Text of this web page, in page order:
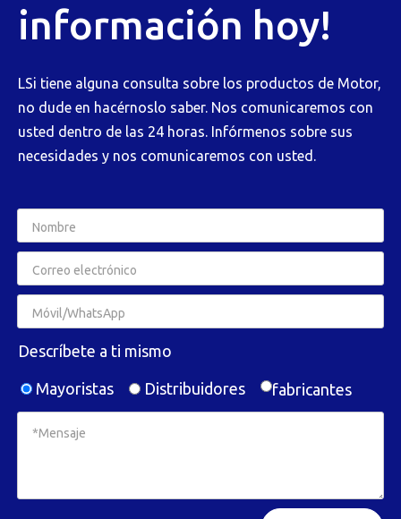
información hoy!
LSi tiene alguna consulta sobre los productos de Motor,
no dude en hacérnoslo saber. Nos comunicaremos con
usted dentro de las 24 horas. Infórmenos sobre sus
necesidades y nos comunicaremos con usted.
Descríbete a ti mismo
Mayoristas Distribuidores fabricantes